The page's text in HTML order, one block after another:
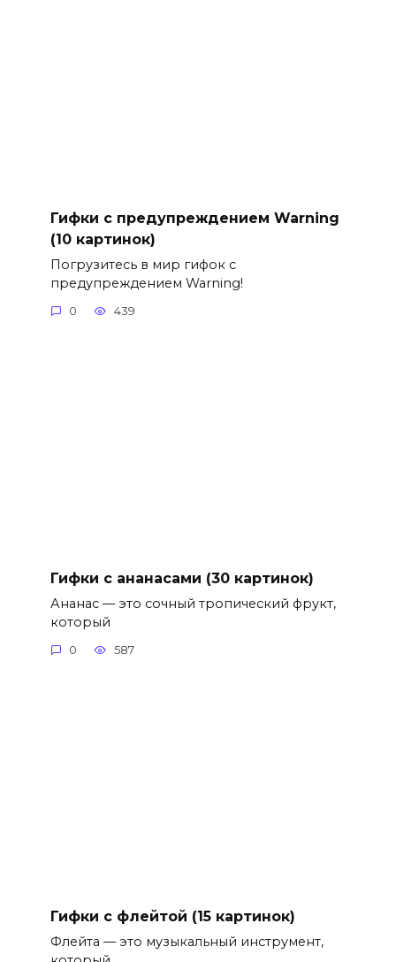
Гифки с предупреждением Warning
(10 картинок)
Погрузитесь в мир гифок с
предупреждением Warning!
0 439
Гифки с ананасами (30 картинок)
Ананас — это сочный тропический фрукт,
который
0 587
Гифки с флейтой (15 картинок)
Флейта — это музыкальный инструмент,